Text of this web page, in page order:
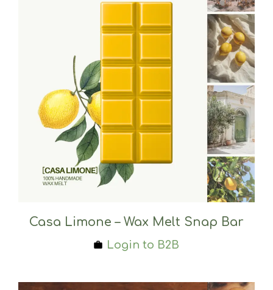
Casa Limone – Wax Melt Snap Bar
Login to B2B